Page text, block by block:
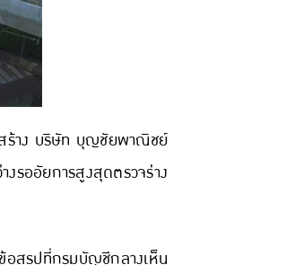
ร้าง บริษัท บุญชัยพาณิชย์
งรออัยการสูงสุดตรวจร่าง
อสรุปที่กรมบัญชีกลางเห็น